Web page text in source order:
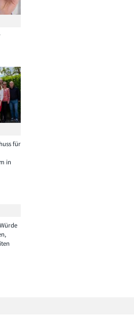
für
in